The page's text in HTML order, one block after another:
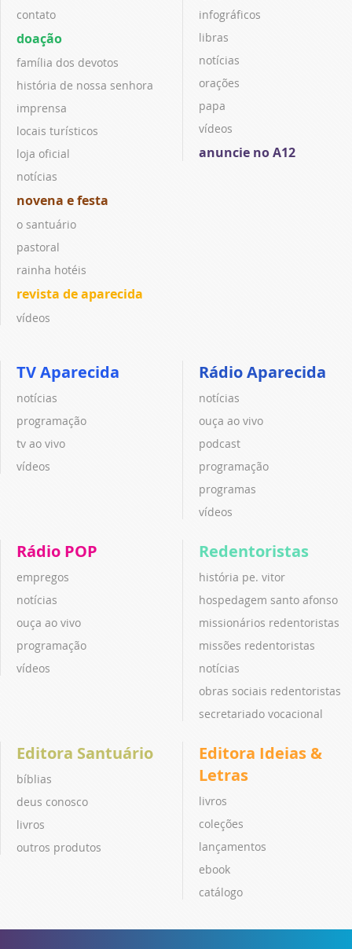
contato
doação
família dos devotos
história de nossa senhora
imprensa
locais turísticos
loja oficial
notícias
novena e festa
o santuário
pastoral
rainha hotéis
revista de aparecida
vídeos
infográficos
libras
notícias
orações
papa
vídeos
anuncie no A12
TV Aparecida
notícias
programação
tv ao vivo
vídeos
Rádio Aparecida
notícias
ouça ao vivo
podcast
programação
programas
vídeos
Rádio POP
empregos
notícias
ouça ao vivo
programação
vídeos
Redentoristas
história pe. vitor
hospedagem santo afonso
missionários redentoristas
missões redentoristas
notícias
obras sociais redentoristas
secretariado vocacional
Editora Santuário
bíblias
deus conosco
livros
outros produtos
Editora Ideias &
Letras
livros
coleções
lançamentos
ebook
catálogo